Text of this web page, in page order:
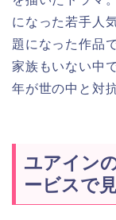
になった若手人
題になった作品
家族もいない中
年が世の中と対
ユアイン
ービスで